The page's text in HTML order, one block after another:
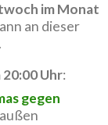
im Monat
an dieser
.
Uhr:
gegen